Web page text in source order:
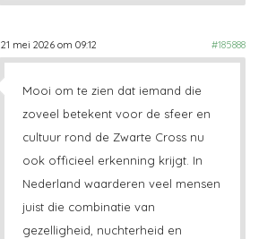
21 mei 2026 om 09:12 #185888
Mooi om te zien dat iemand die
zoveel betekent voor de sfeer en
cultuur rond de Zwarte Cross nu
ook officieel erkenning krijgt. In
Nederland waarderen veel mensen
juist die combinatie van
gezelligheid, nuchterheid en